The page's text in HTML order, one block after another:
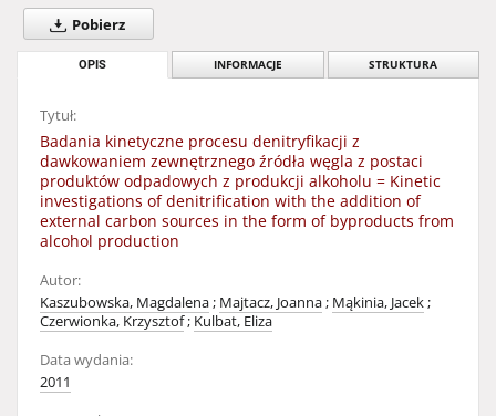
Pobierz
OPIS INFORMACJE STRUKTURA
Tytuł:
Badania kinetyczne procesu denitryfikacji z
dawkowaniem zewnętrznego źródła węgla z postaci
produktów odpadowych z produkcji alkoholu = Kinetic
investigations of denitrification with the addition of
external carbon sources in the form of byproducts from
alcohol production
Autor:
Kaszubowska, Magdalena; Majtacz, Joanna; Mąkinia, Jacek;
Czerwionka, Krzysztof; Kulbat, Eliza
Data wydania:
2011